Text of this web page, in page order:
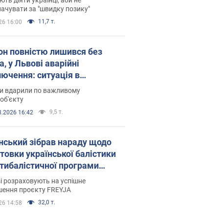
за "швидку позику"
16:00 11,7 т.
повністю лишився без
у Львові аварійні
ситуація в
6 серпня
вдарили по важливому
16:42 9,5 т.
зібрав нараду щодо
української балістики
які рішення готуються
розраховують на успішне
проєкту FREYJA
14:58 32,0 т.